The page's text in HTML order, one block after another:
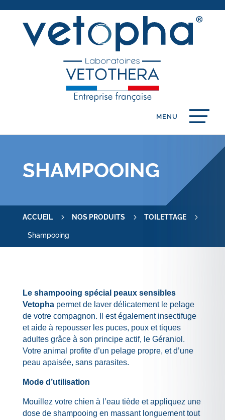
SHAMPOOING
ACCUEIL 5 NOS PRODUITS 5 TOILETTAGE 5
Shampooing
Le shampooing spécial peaux sensibles
Vetophapermet de laver délicatement le pelage
de votre compagnon. Il est également insectifuge
et aide à repousser les puces, poux et tiques
adultes grâce à son principe actif, le Géraniol.
Votre animal profite d’un pelage propre, et d’une
peau apaisée, sans parasites.
Mode d’utilisation
Mouillez votre chien à l’eau tiède et appliquez une
dose de shampooing en massant longuement tout